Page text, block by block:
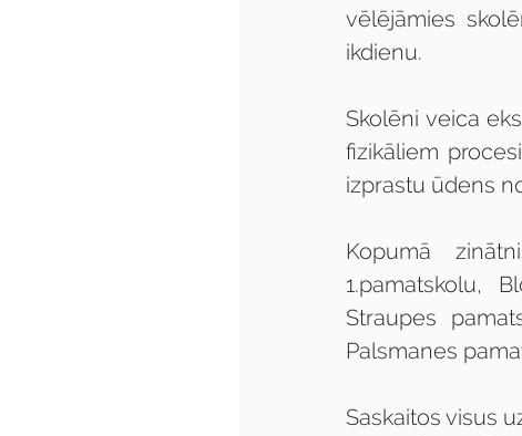
vēlējāmies
ikdienu.
Skolēni veica
fizikāliem
izprastu ūdens
Kopumā
1.pamatskolu,
Straupes
Palsmanes
Saskaitos visus